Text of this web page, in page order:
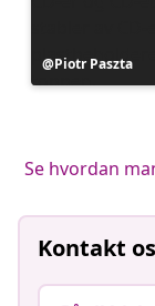
Innlegg
publisert
Piotr Paszta
Se hvordan
Kontakt